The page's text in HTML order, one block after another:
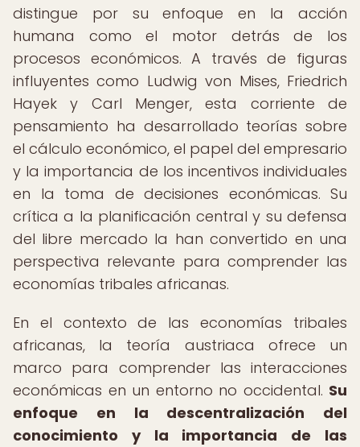
distingue por su enfoque en la acción
humana como el motor detrás de los
procesos económicos. A través de figuras
influyentes como Ludwig von Mises, Friedrich
Hayek y Carl Menger, esta corriente de
pensamiento ha desarrollado teorías sobre
el cálculo económico, el papel del empresario
y la importancia de los incentivos individuales
en la toma de decisiones económicas. Su
crítica a la planificación central y su defensa
del libre mercado la han convertido en una
perspectiva relevante para comprender las
economías tribales africanas.
En el contexto de las economías tribales
africanas, la teoría austriaca ofrece un
marco para comprender las interacciones
económicas en un entorno no occidental. Su
enfoque en la descentralización del
conocimiento y la importancia de las